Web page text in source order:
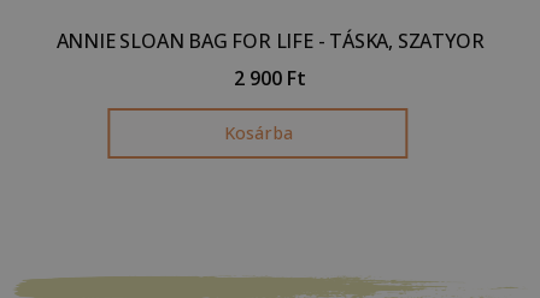
ANNIE SLOAN BAG FOR LIFE - TÁSKA, SZATYOR
2 900 Ft
Kosárba